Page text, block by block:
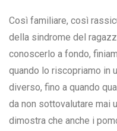
Così familiare, così
della sindrome del
conoscerlo a fondo,
quando lo riscopriamo in
diverso, fino a quando
da non sottovalutare mai
dimostra che anche i